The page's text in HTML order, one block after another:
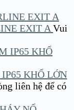
EXIT A Vui
KHỔ LỚN
liên hệ để có